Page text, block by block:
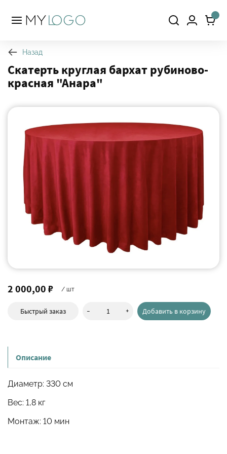
Назад
Скатерть круглая бархат рубиново-
красная "Анара"
2 000,00 ₽ / шт
Быстрый заказ - + Добавить в корзину
Описание
Диаметр: 330 см
Вес: 1,8 кг
Монтаж: 10 мин